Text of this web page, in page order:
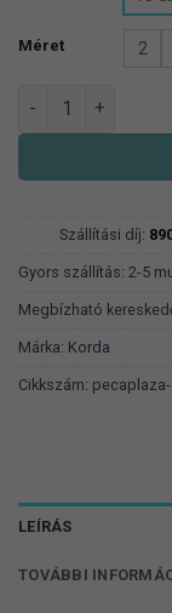
Méret 2
Korda Pontyozó
Szállítási díj:
Gyors szállítás: 2-5
Megbízható
Márka: Korda
Cikkszám:
LEÍRÁS
TOVÁBBI